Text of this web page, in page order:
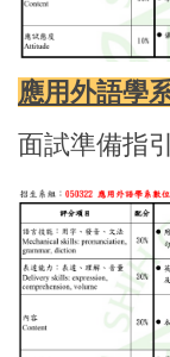
應用外語學
面試準備指引